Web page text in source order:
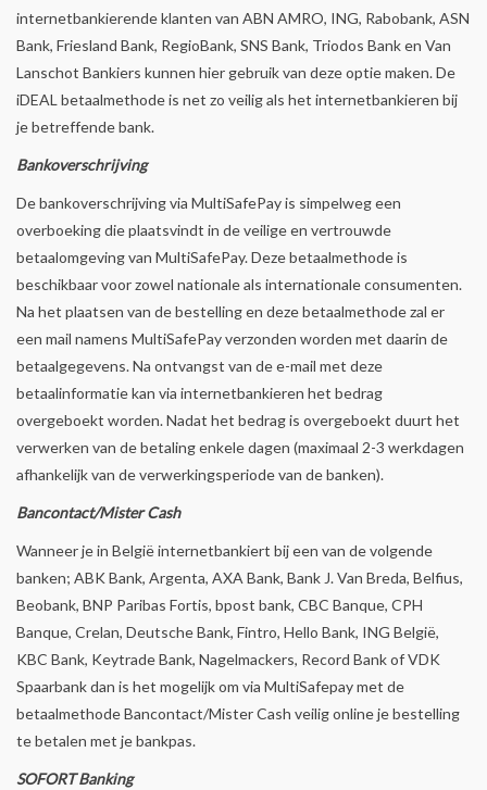
internetbankierende klanten van ABN AMRO, ING, Rabobank, ASN
Bank, Friesland Bank, RegioBank, SNS Bank, Triodos Bank en Van
Lanschot Bankiers kunnen hier gebruik van deze optie maken. De
iDEAL betaalmethode is net zo veilig als het internetbankieren bij
je betreffende bank.
Bankoverschrijving
De bankoverschrijving via MultiSafePay is simpelweg een
overboeking die plaatsvindt in de veilige en vertrouwde
betaalomgeving van MultiSafePay. Deze betaalmethode is
beschikbaar voor zowel nationale als internationale consumenten.
Na het plaatsen van de bestelling en deze betaalmethode zal er
een mail namens MultiSafePay verzonden worden met daarin de
betaalgegevens. Na ontvangst van de e-mail met deze
betaalinformatie kan via internetbankieren het bedrag
overgeboekt worden. Nadat het bedrag is overgeboekt duurt het
verwerken van de betaling enkele dagen (maximaal 2-3 werkdagen
afhankelijk van de verwerkingsperiode van de banken).
Bancontact/Mister Cash
Wanneer je in België internetbankiert bij een van de volgende
banken; ABK Bank, Argenta, AXA Bank, Bank J. Van Breda, Belfius,
Beobank, BNP Paribas Fortis, bpost bank, CBC Banque, CPH
Banque, Crelan, Deutsche Bank, Fintro, Hello Bank, ING België,
KBC Bank, Keytrade Bank, Nagelmackers, Record Bank of VDK
Spaarbank dan is het mogelijk om via MultiSafepay met de
betaalmethode Bancontact/Mister Cash veilig online je bestelling
te betalen met je bankpas.
SOFORT Banking